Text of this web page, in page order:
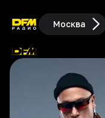
Москва